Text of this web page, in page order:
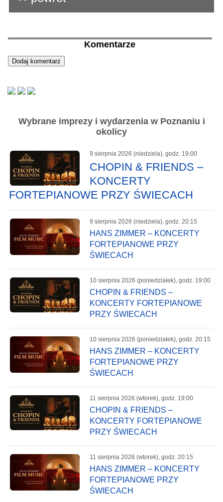
Komentarze
Wybrane imprezy i wydarzenia w Poznaniu i
okolicy
9 sierpnia 2026 (niedziela), godz. 19:00
CHOPIN & FRIENDS –
KONCERTY
FORTEPIANOWE PRZY ŚWIECACH
9 sierpnia 2026 (niedziela), godz. 20:15
HANS ZIMMER – KONCERTY
FORTEPIANOWE PRZY
ŚWIECACH
10 sierpnia 2026 (poniedziałek), godz. 19:00
CHOPIN & FRIENDS –
KONCERTY FORTEPIANOWE
PRZY ŚWIECACH
10 sierpnia 2026 (poniedziałek), godz. 20:15
HANS ZIMMER – KONCERTY
FORTEPIANOWE PRZY
ŚWIECACH
11 sierpnia 2026 (wtorek), godz. 19:00
CHOPIN & FRIENDS –
KONCERTY FORTEPIANOWE
PRZY ŚWIECACH
11 sierpnia 2026 (wtorek), godz. 20:15
HANS ZIMMER – KONCERTY
FORTEPIANOWE PRZY
ŚWIECACH